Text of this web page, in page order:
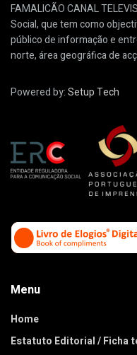
FAMALICÃO CANAL
Social, que tem como
público de informação e
norte, área geográfica de
Powered by:Setup Tech
Menu
Home
Estatuto Editorial / Ficha